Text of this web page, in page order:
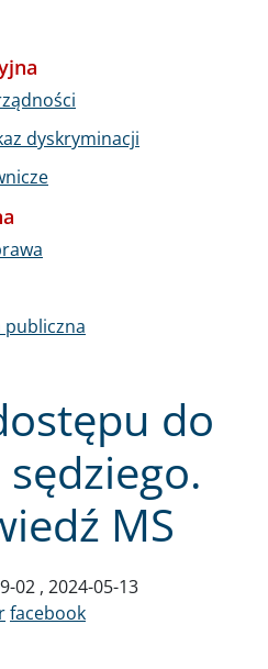
do
MS
02 2024-05-13
facebook
dyskryminacji
publiczna